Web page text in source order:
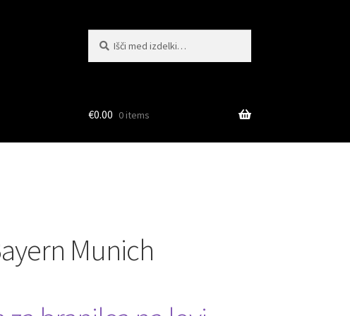
€0.00 0 items
Munich